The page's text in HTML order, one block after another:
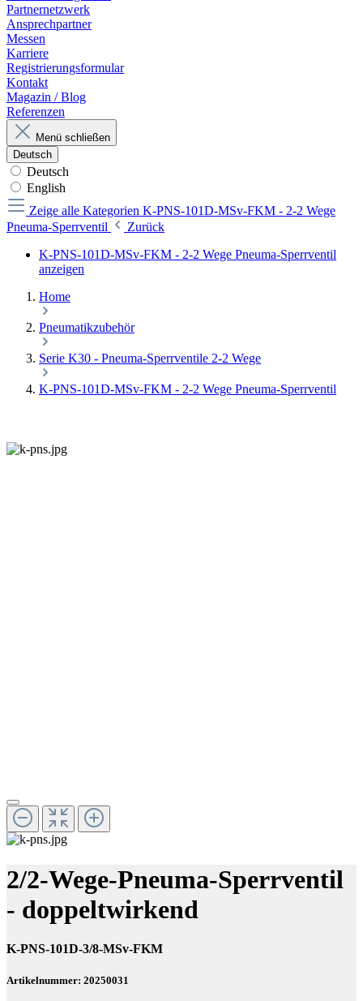
Partnernetzwerk
Ansprechpartner
Messen
Karriere
Registrierungsformular
Kontakt
Magazin / Blog
Referenzen
Menü schließen
Deutsch
Deutsch
English
Zeige alle Kategorien K-PNS-101D-MSv-FKM - 2-2 Wege
Pneuma-Sperrventil
Zurück
K-PNS-101D-MSv-FKM - 2-2 Wege Pneuma-Sperrventil
anzeigen
Home
Pneumatikzubehör
Serie K30 - Pneuma-Sperrventile 2-2 Wege
K-PNS-101D-MSv-FKM - 2-2 Wege Pneuma-Sperrventil
2/2-Wege-Pneuma-Sperrventil
- doppeltwirkend
K-PNS-101D-3/8-MSv-FKM
Artikelnummer: 20250031